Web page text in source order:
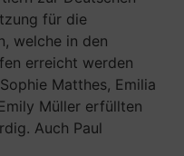
für die
welche in den
erreicht werden
Matthes, Emilia
Müller erfüllten
Auch Paul